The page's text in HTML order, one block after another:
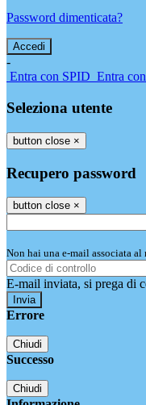
Password dimenticata?
-
Entra con SPID Entra
Seleziona utente
button close ×
Recupero password
button close ×
Non hai una e-mail associata
E-mail inviata, si prega di
Errore
Chiudi
Successo
Chiudi